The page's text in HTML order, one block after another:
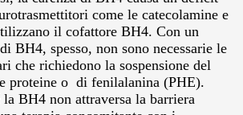
come le catecolamine e
il cofattore BH4. Con un
BH4, spesso, non sono necessarie le
che richiedono la sospensione del
proteine o di fenilalanina (PHE).
BH4 non attraversa la barriera